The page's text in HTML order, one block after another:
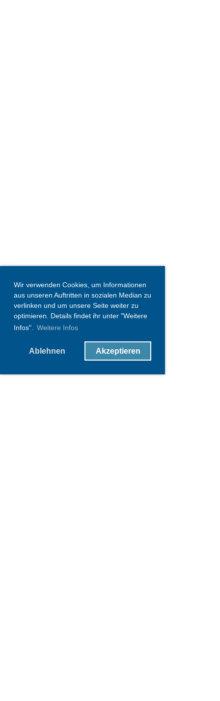
Wir verwenden Cookies, um Informationen
aus unseren Auftritten in sozialen Median zu
verlinken und um unsere Seite weiter zu
optimieren. Details findet ihr unter "Weitere
Infos". Weitere Infos
Ablehnen Akzeptieren